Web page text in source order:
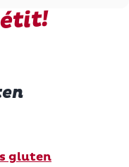
gluten